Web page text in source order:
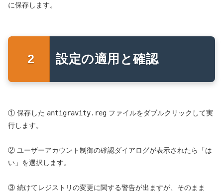
に保存します。
設定の適用と確認
① 保存した antigravity.reg ファイルをダブルクリックして実
行します。
② ユーザーアカウント制御の確認ダイアログが表示されたら「は
い」を選択します。
③ 続けてレジストリの変更に関する警告が出ますが、そのまま